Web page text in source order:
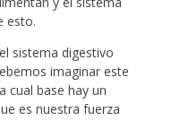
esto.
sistema digestivo
imaginar este
cual base hay un
es nuestra fuerza